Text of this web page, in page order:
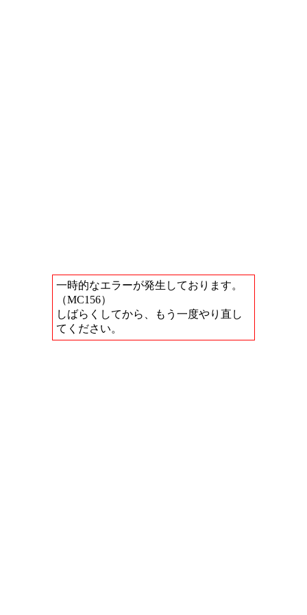
一時的なエラーが発生しております。
（MC156）
しばらくしてから、もう一度やり直し
てください。